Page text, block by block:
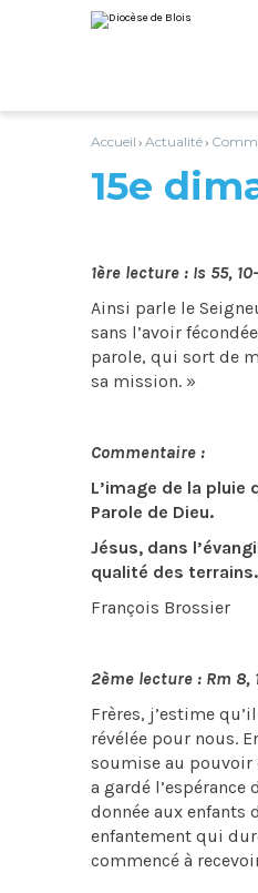
au
contenu.
personnels
Accueil › Actualité›
15e
1ère lecture : Is 55, 10-
Ainsi parle le
sans l’avoir
parole, qui sort de
sa mission. »
Commentaire :
L’image de la
Parole de Dieu.
Jésus, dans
qualité des terrains.
François Brossier
2ème lecture : Rm 8,
Frères, j’estime
révélée pour nous.
soumise au pouvoir
a gardé
donnée aux enfants
enfantement qui
commencé à